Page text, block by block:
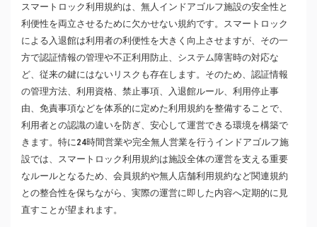
スマートロック利用規約は、無人インドアゴルフ施設の安全性と
利便性を両立させるために欠かせない規約です。スマートロック
による入退館は利用者の利便性を大きく向上させますが、その一
方で認証情報の管理や不正利用防止、システム障害時の対応な
ど、従来の鍵にはないリスクも存在します。そのため、認証情報
の管理方法、利用資格、禁止事項、入退館ルール、利用停止事
由、免責事項などを体系的に定めた利用規約を整備することで、
利用者との認識の違いを防ぎ、安心して運営できる環境を構築で
きます。特に24時間営業や完全無人営業を行うインドアゴルフ施
設では、スマートロック利用規約は施設全体の運営を支える重要
なルールとなるため、会員規約や無人店舗利用規約など関連規約
との整合性を保ちながら、実際の運営に即した内容へ定期的に見
直すことが望まれます。